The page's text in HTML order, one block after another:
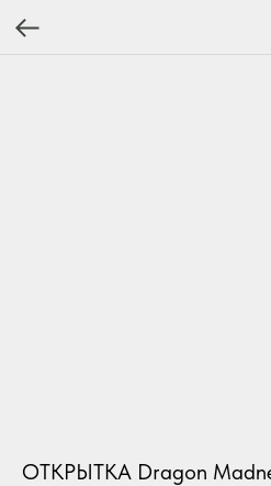
ОТКРЫТКА Dragon